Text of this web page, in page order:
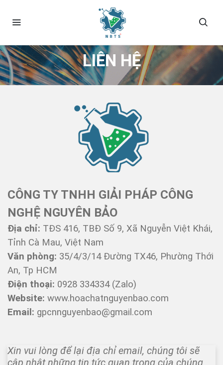
LIÊN HỆ
CÔNG TY TNHH GIẢI PHÁP CÔNG
NGHỆ NGUYÊN BẢO
Địa chỉ: TĐS 416, TBĐ Số 9, Xã Nguyễn Việt Khái,
Tỉnh Cà Mau, Việt Nam
Văn phòng: 35/4/3/14 Đường TX46, Phường Thới
An, Tp HCM
Điện thoại: 0928 334334 (Zalo)
Website: www.hoachatnguyenbao.com
Email: gpcnnguyenbao@gmail.com
Xin vui lòng để lại địa chỉ email, chúng tôi sẽ
cập nhật những tin tức quan trọng của chúng